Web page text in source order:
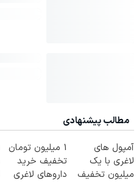
مطالب پیشنهادی
آمپول های
لاغری با یک
میلیون تخفیف
1 میلیون تومان
تخفیف خرید
داروهای لاغری